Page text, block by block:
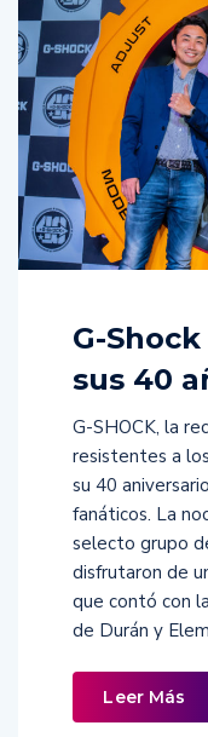
G-
sus 40
G-SHOCK, la
resistentes a
su 40
fanáticos. La
selecto grupo
disfrutaron de
que contó con
de Durán y
Leer Más